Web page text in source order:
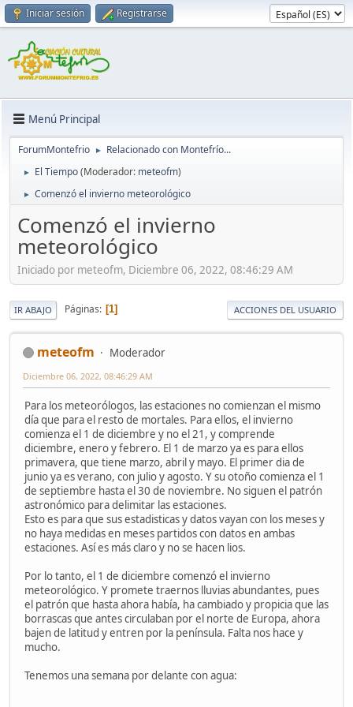
Iniciar sesión Registrarse
Menú Principal
ForumMontefrio ► Relacionado con Montefrío...
► El Tiempo(Moderador: meteofm)
► Comenzó el invierno meteorológico
Comenzó el invierno
meteorológico
Iniciado por meteofm, Diciembre 06, 2022, 08:46:29 AM
IR ABAJO Páginas 1 ACCIONES DEL USUARIO
meteofm Moderador
Diciembre 06, 2022, 08:46:29 AM
Para los meteorólogos, las estaciones no comienzan el mismo
día que para el resto de mortales. Para ellos, el invierno
comienza el 1 de diciembre y no el 21, y comprende
diciembre, enero y febrero. El 1 de marzo ya es para ellos
primavera, que tiene marzo, abril y mayo. El primer dia de
junio ya es verano, con julio y agosto. Y su otoño comienza el 1
de septiembre hasta el 30 de noviembre. No siguen el patrón
astronómico para delimitar las estaciones.
Esto es para que sus estadisticas y datos vayan con los meses y
no haya medidas en meses partidos con datos en ambas
estaciones. Así es más claro y no se hacen lios.
Por lo tanto, el 1 de diciembre comenzó el invierno
meteorológico. Y promete traernos lluvias abundantes, pues
el patrón que hasta ahora había, ha cambiado y propicia que las
borrascas que antes circulaban por el norte de Europa, ahora
bajen de latitud y entren por la península. Falta nos hace y
mucho.
Tenemos una semana por delante con agua: